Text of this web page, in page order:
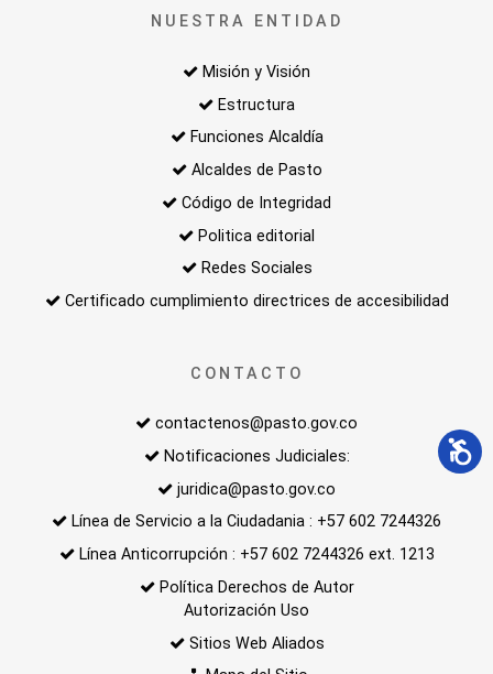
NUESTRA ENTIDAD
Misión y Visión
Estructura
Funciones Alcaldía
Alcaldes de Pasto
Código de Integridad
Politica editorial
Redes Sociales
Certificado cumplimiento directrices de accesibilidad
CONTACTO
contactenos@pasto.gov.co
Notificaciones Judiciales:
juridica@pasto.gov.co
Línea de Servicio a la Ciudadania : +57 602 7244326
Línea Anticorrupción : +57 602 7244326 ext. 1213
Política Derechos de Autor
Autorización Uso
Sitios Web Aliados